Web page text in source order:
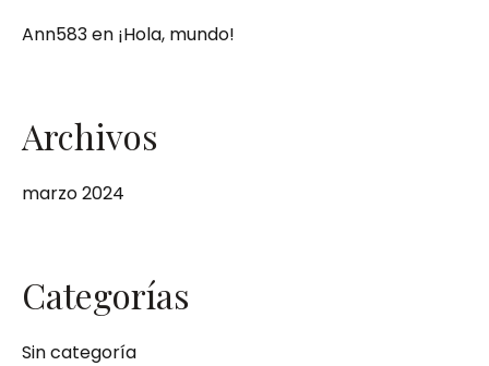
Ann583en ¡Hola, mundo!
Archivos
marzo 2024
Categorías
Sin categoría